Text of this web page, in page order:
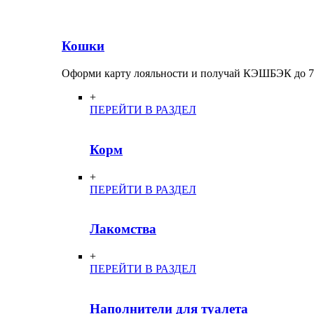
Кошки
Оформи карту лояльности и получай КЭШБЭК до
+
ПЕРЕЙТИ В РАЗДЕЛ
Корм
+
ПЕРЕЙТИ В РАЗДЕЛ
Лакомства
+
ПЕРЕЙТИ В РАЗДЕЛ
Наполнители для туалета